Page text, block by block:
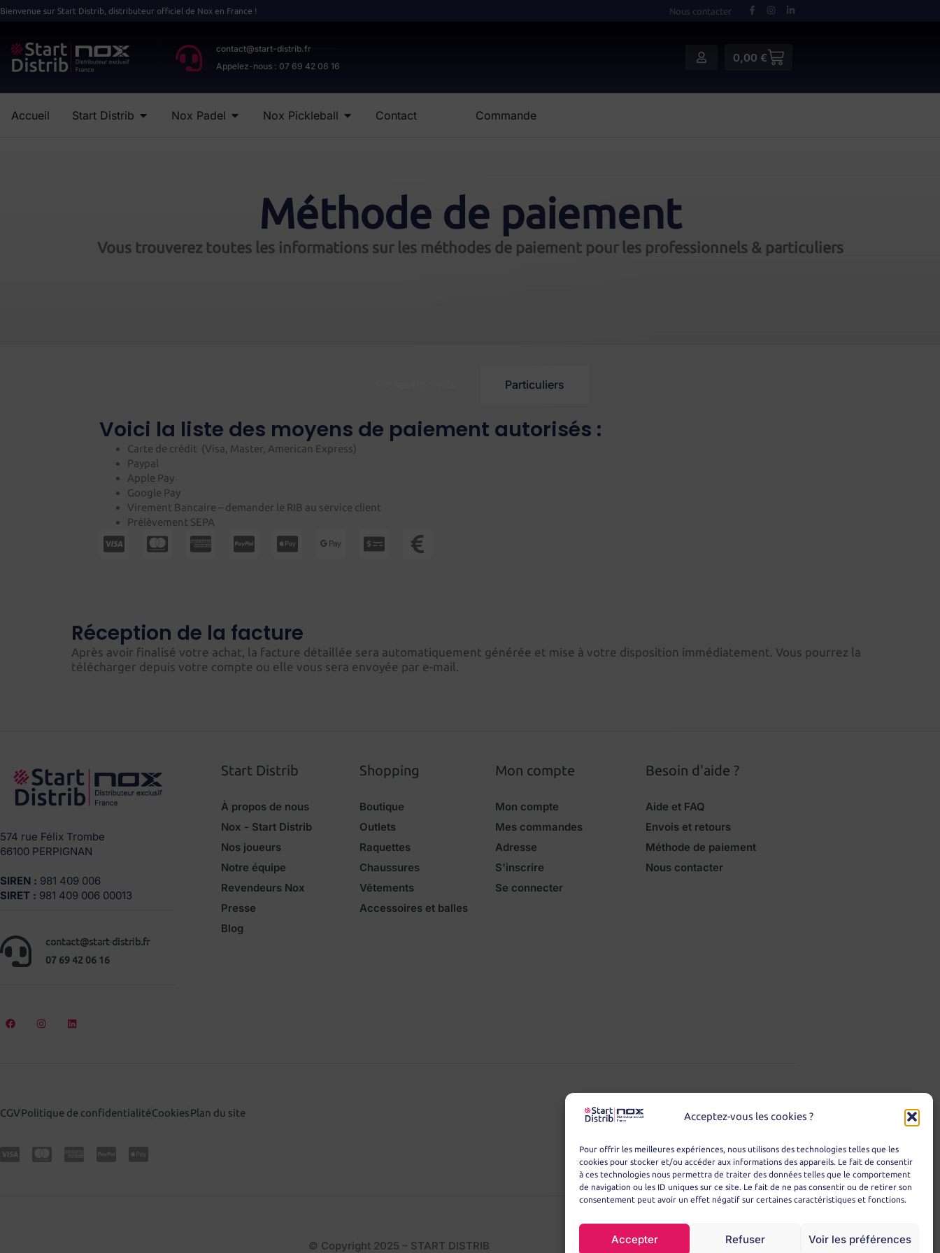
Acceptez-vous les cookies ?
Pour offrir les meilleures expériences, nous utilisons des technologies telles que les
cookies pour stocker et/ou accéder aux informations des appareils. Le fait de consentir
à ces technologies nous permettra de traiter des données telles que le comportement
de navigation ou les ID uniques sur ce site. Le fait de ne pas consentir ou de retirer son
consentement peut avoir un effet négatif sur certaines caractéristiques et fonctions.
Accepter Refuser Voir les préférences
Bienvenue sur Start Distrib, distributeur officiel de Nox en France ! Nous contacter
contact@start-distrib.fr
Appelez-nous : 07 69 42 06 16
0,00€
Accueil Start Distrib Nox Padel Nox Pickleball Contact Commande
Méthode de paiement
Vous trouverez toutes les informations sur les méthodes de paiement pour les professionnels & particuliers
Particuliers
Voici la liste des moyens de paiement autorisés :
Carte de crédit (Visa, Master, American Express)
Paypal
Apple Pay
Google Pay
Virement Bancaire – demander le RIB au service client
Prélèvement SEPA
Réception de la facture
Après avoir finalisé votre achat, la facture détaillée sera automatiquement générée et mise à votre disposition immédiatement. Vous pourrez la
télécharger depuis votre compte ou elle vous sera envoyée par e-mail.
574 rue Félix Trombe
66100 PERPIGNAN
SIREN : 981 409 006
SIRET : 981 409 006 00013
contact@start-distrib.fr
07 69 42 06 16
Start Distrib
À propos de nous
Nox - Start Distrib
Nos joueurs
Notre équipe
Revendeurs Nox
Presse
Blog
Shopping
Boutique
Outlets
Raquettes
Chaussures
Vêtements
Accessoires et balles
Mon compte
Mon compte
Mes commandes
Adresse
S'inscrire
Se connecter
Besoin d'aide ?
Aide et FAQ
Envois et retours
Méthode de paiement
Nous contacter
CGVPolitique de confidentialitéCookiesPlan du site
© Copyright 2025 – START DISTRIB